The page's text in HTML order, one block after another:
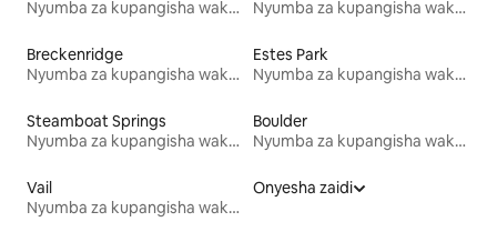
Nyumba za kupangisha wakati wa likizo
Nyumba za kupangisha wakati wa likizo
Breckenridge
Nyumba za kupangisha wakati wa likizo
Estes Park
Nyumba za kupangisha wakati wa likizo
Steamboat Springs
Nyumba za kupangisha wakati wa likizo
Boulder
Nyumba za kupangisha wakati wa likizo
Vail
Nyumba za kupangisha wakati wa likizo
Onyesha zaidi